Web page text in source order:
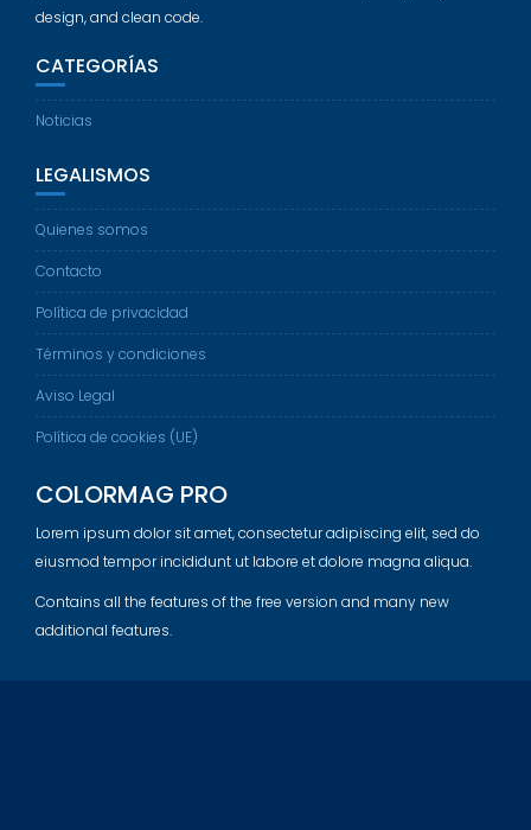
design, and clean code.
CATEGORÍAS
Noticias
LEGALISMOS
Quienes somos
Contacto
Política de privacidad
Términos y condiciones
Aviso Legal
Política de cookies (UE)
COLORMAG PRO
Lorem ipsum dolor sit amet, consectetur adipiscing elit, sed do
eiusmod tempor incididunt ut labore et dolore magna aliqua.
Contains all the features of the free version and many new
additional features.